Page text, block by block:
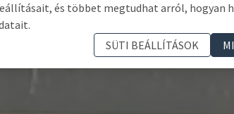
és többet megtudhat arról, hogyan
SÜTI BEÁLLÍTÁSOK